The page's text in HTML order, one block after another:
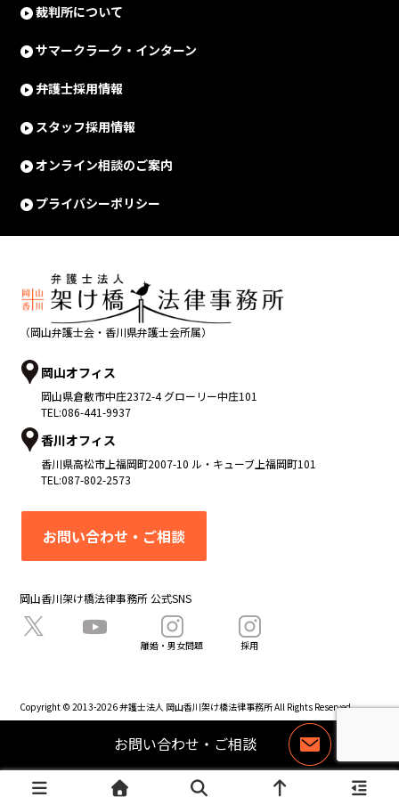
裁判所について
サマークラーク・インターン
弁護士採用情報
スタッフ採用情報
オンライン相談のご案内
プライバシーポリシー
（岡山弁護士会・香川県弁護士会所属）
岡山オフィス
岡山県倉敷市中庄2372-4 グローリー中庄101
TEL:086-441-9937
香川オフィス
香川県高松市 上福岡町2007-10 ル・キューブ上福岡町101
TEL:087-802-2573
お問い合わせ・ご相談
岡山香川架け橋法律事務所 公式SNS
離婚・男女問題 採用
Copyright © 2013-2026 弁護士法人 岡山香川架け橋法律事務所 All Rights Reserved.
お問い合わせ・ご相談
お
問